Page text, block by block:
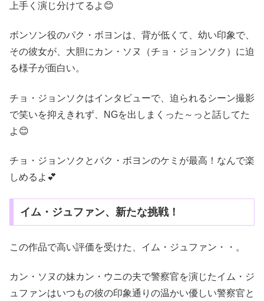
上手く演じ分けてるよ😊
ボンソン役のパク・ボヨンは、背が低くて、幼い印象で、
その彼女が、大胆にカン・ソヌ（チョ・ジョンソク）に迫
る様子が面白い。
チョ・ジョンソクはインタビューで、迫られるシーン撮影
で笑いを抑えきれず、NGを出しまくった～っと話してた
よ😊
チョ・ジョンソクとパク・ボヨンのケミが最高！なんで楽
しめるよ💕
イム・ジュファン、新たな挑戦！
この作品で高い評価を受けた、イム・ジュファン・・。
カン・ソヌの妹カン・ウニの夫で警察官を演じたイム・ジ
ュファンはいつもの彼の印象通りの温かい優しい警察官と